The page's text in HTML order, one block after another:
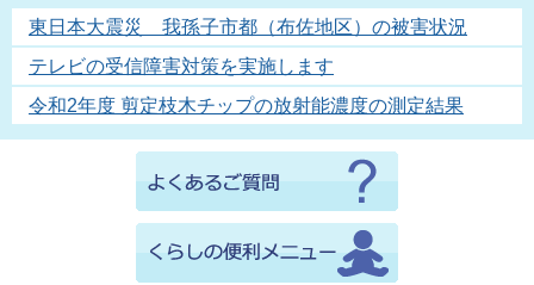
東日本大震災 我孫子市都（布佐地区）の被害状況
テレビの受信障害対策を実施します
令和2年度 剪定枝木チップの放射能濃度の測定結果